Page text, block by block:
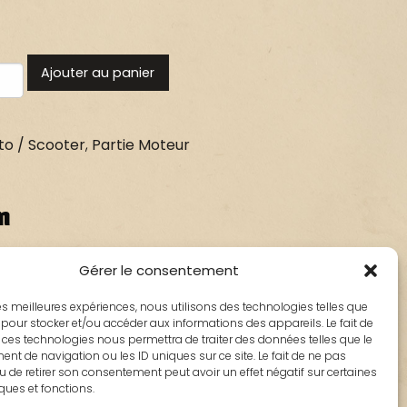
Gérer le consentement
meilleures expériences, nous utilisons des technologies telles que
stocker et/ou accéder aux informations des appareils. Le fait de
technologies nous permettra de traiter des données telles que le
de navigation ou les ID uniques sur ce site. Le fait de ne pas
de retirer son consentement peut avoir un effet négatif sur certaines
et fonctions.
Ajouter au panier
/ Scooter, Partie Moteur
804168
alu
cc) de 2014 à 2017
2T(50 cc) de 2014 à 2017